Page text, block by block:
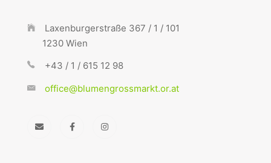
Laxenburgerstraße 367 / 1 / 101
1230 Wien
+43 / 1 / 615 12 98
office@blumengrossmarkt.or.at